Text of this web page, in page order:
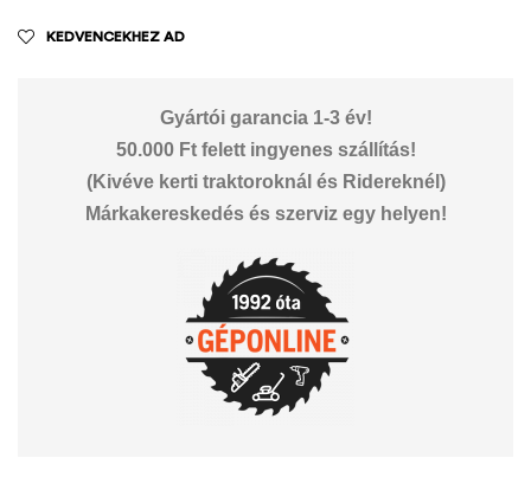
KEDVENCEKHEZ AD
Gyártói garancia 1-3 év!
50.000 Ft felett ingyenes szállítás!
(Kivéve kerti traktoroknál és Ridereknél)
Márkakereskedés és szerviz egy helyen!